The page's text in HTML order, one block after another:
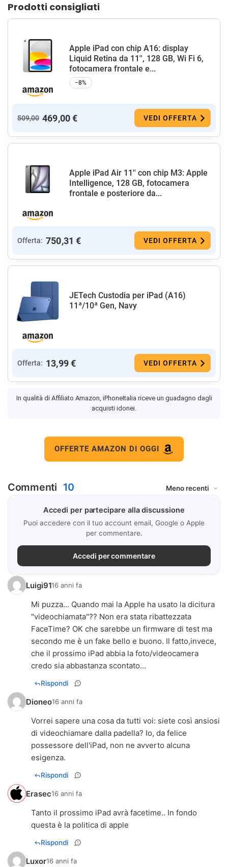
Prodotti consigliati
Apple iPad con chip A16: display
Liquid Retina da 11'', 128 GB, Wi Fi 6,
fotocamera frontale e...
−8%
509,00 469,00 € VEDI OFFERTA
Apple iPad Air 11'' con chip M3: Apple
Intelligence, 128 GB, fotocamera
frontale e posteriore da...
Offerta: 750,31 € VEDI OFFERTA
JETech Custodia per iPad (A16)
11ª/10ª Gen, Navy
Offerta: 13,99 € VEDI OFFERTA
In qualità di Affiliato Amazon, iPhoneItalia riceve un guadagno dagli
acquisti idonei.
OFFERTE AMAZON DI OGGI
Commenti 10
Accedi per partecipare alla discussione
Puoi accedere con il tuo account email, Google o Apple
per commentare.
Accedi per commentare
Luigi9116 anni fa
Mi puzza... Quando mai la Apple ha usato la dicitura
"videochiamata"?? Non era stata ribattezzata
FaceTime? OK che sarebbe un firmware di test ma
secondo me è un fake bello e buono. Il fatto,invece,
che il prossimo iPad abbia la foto/videocamera
credo sia abbastanza scontato...
Rispondi
Dioneo16 anni fa
Vorrei sapere una cosa da tutti voi: siete così ansiosi
di videochiamare dalla padella? Io, da felice
possessore dell'iPad, non ne avverto alcuna
esigenza.
Rispondi
Erasec16 anni fa
Tanto il prossimo iPad avrà facetime.. In fondo
questa è la politica di apple
Rispondi
Luxor16 anni fa